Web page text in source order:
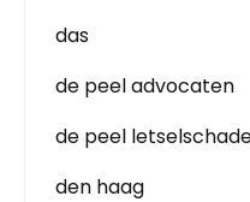
das
de peel advocaten
de peel
den haag